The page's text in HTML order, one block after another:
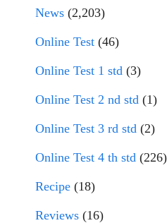
News (2,203)
Online Test (46)
Online Test 1 std (3)
Online Test 2 nd std (1)
Online Test 3 rd std (2)
Online Test 4 th std (226)
Recipe (18)
Reviews (16)